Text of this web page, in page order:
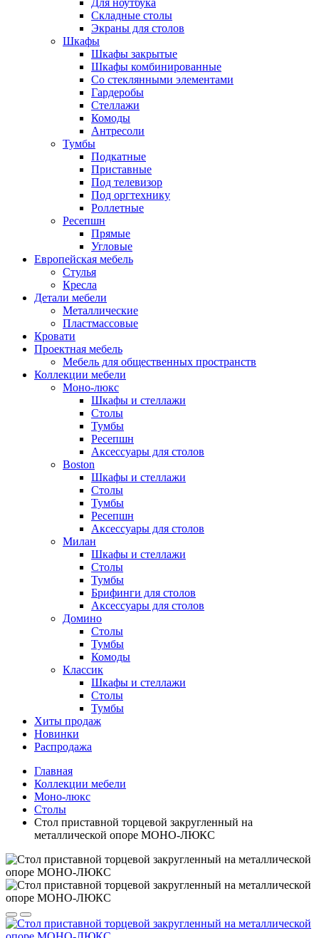
Для ноутбука
Складные столы
Экраны для столов
Шкафы
Шкафы закрытые
Шкафы комбинированные
Со стеклянными элементами
Гардеробы
Стеллажи
Комоды
Антресоли
Тумбы
Подкатные
Приставные
Под телевизор
Под оргтехнику
Роллетные
Ресепшн
Прямые
Угловые
Европейская мебель
Стулья
Кресла
Детали мебели
Металлические
Пластмассовые
Кровати
Проектная мебель
Мебель для общественных пространств
Коллекции мебели
Моно-люкс
Шкафы и стеллажи
Столы
Тумбы
Ресепшн
Аксессуары для столов
Boston
Шкафы и стеллажи
Столы
Тумбы
Ресепшн
Аксессуары для столов
Милан
Шкафы и стеллажи
Столы
Тумбы
Брифинги для столов
Аксессуары для столов
Домино
Столы
Тумбы
Комоды
Классик
Шкафы и стеллажи
Столы
Тумбы
Хиты продаж
Новинки
Распродажа
Главная
Коллекции мебели
Моно-люкс
Столы
Стол приставной торцевой закругленный на
металлической опоре МОНО-ЛЮКС